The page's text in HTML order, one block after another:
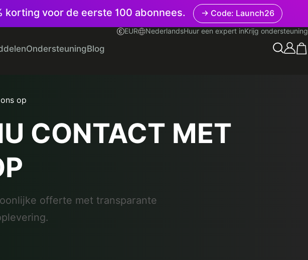
voor de eerste 100 abonnees. → Code: Launch26
EUR Nederlands
Nederlands Huur een expert inKrijg ondersteuning
OndersteuningBlog
op
CONTACT MET
offerte met transparante